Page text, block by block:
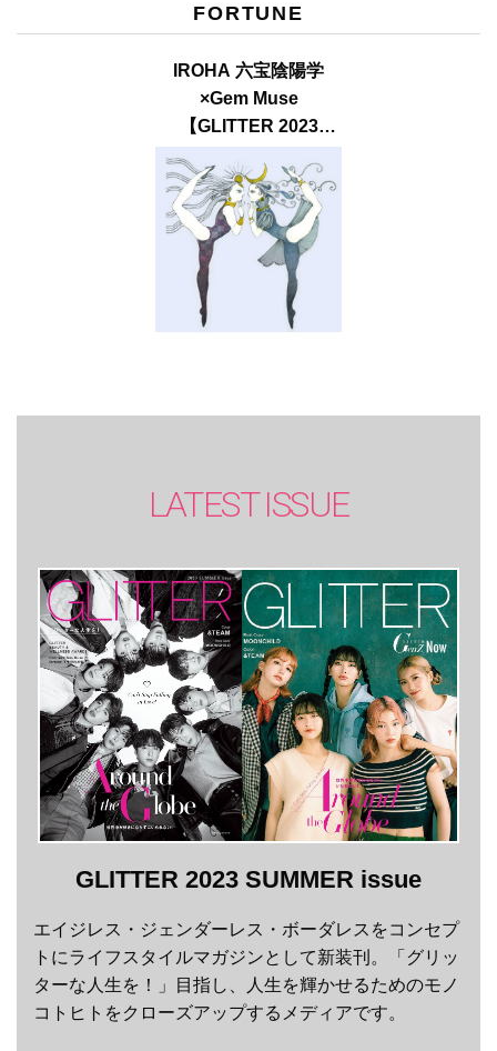
FORTUNE
IROHA 六宝陰陽学
×Gem Muse
【GLITTER 2023
SUMMER issue】
LATEST ISSUE
GLITTER 2023 SUMMER issue
エイジレス・ジェンダーレス・ボーダレスをコンセプ
トにライフスタイルマガジンとして新装刊。「グリッ
ターな人生を！」目指し、人生を輝かせるためのモノ
コトヒトをクローズアップするメディアです。